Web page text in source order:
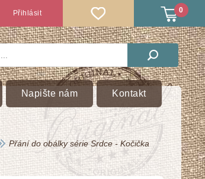
Přihlásit 0
Napište nám Kontakt
Přání do obálky série Srdce - Kočička